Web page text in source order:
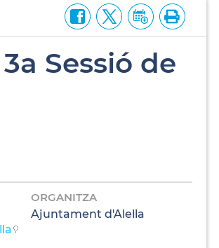
Sessió de
ORGANITZA
Ajuntament d'Alella